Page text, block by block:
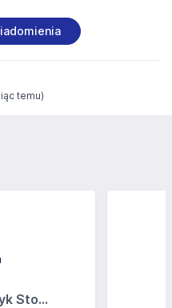
temu)
Sto...